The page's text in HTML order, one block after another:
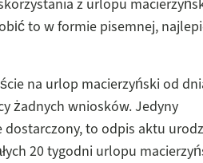
z urlopu
to w formie pisemnej,
na urlop macierzyński od
żadnych wniosków. Jedyny
to odpis aktu
20 tygodni urlopu